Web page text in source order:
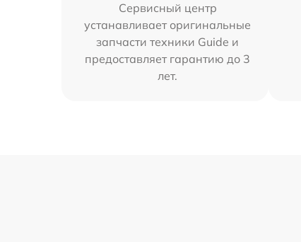
Сервисный центр
устанавливает оригинальные
запчасти техники Guide и
предоставляет гарантию до 3
лет.